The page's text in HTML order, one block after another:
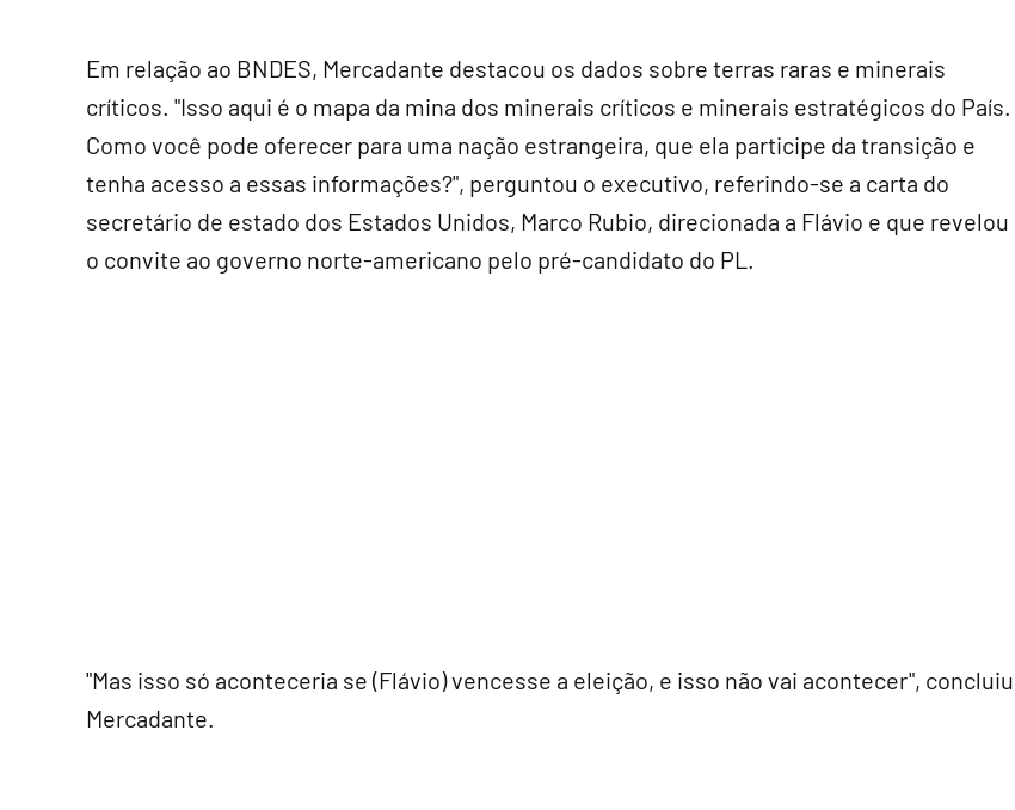
Em relação ao BNDES, Mercadante destacou os dados sobre terras raras e minerais
críticos. "Isso aqui é o mapa da mina dos minerais críticos e minerais estratégicos do País.
Como você pode oferecer para uma nação estrangeira, que ela participe da transição e
tenha acesso a essas informações?", perguntou o executivo, referindo-se a carta do
secretário de estado dos Estados Unidos, Marco Rubio, direcionada a Flávio e que revelou
o convite ao governo norte-americano pelo pré-candidato do PL.
"Mas isso só aconteceria se (Flávio) vencesse a eleição, e isso não vai acontecer", concluiu
Mercadante.